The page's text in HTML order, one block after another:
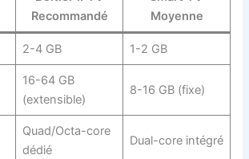
Recommandé
Moyenne
2-4 GB 1-2 GB
16-64 GB
(extensible)
8-16 GB (fixe)
Quad/Octa-core
dédié
Dual-core intégré